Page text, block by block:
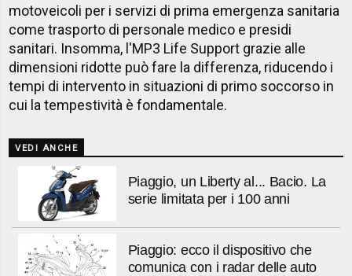
motoveicoli per i servizi di prima emergenza sanitaria
come trasporto di personale medico e presidi
sanitari. Insomma, l'MP3 Life Support grazie alle
dimensioni ridotte può fare la differenza, riducendo i
tempi di intervento in situazioni di primo soccorso in
cui la tempestività è fondamentale.
VEDI ANCHE
Piaggio, un Liberty al... Bacio. La
serie limitata per i 100 anni
Piaggio: ecco il dispositivo che
comunica con i radar delle auto